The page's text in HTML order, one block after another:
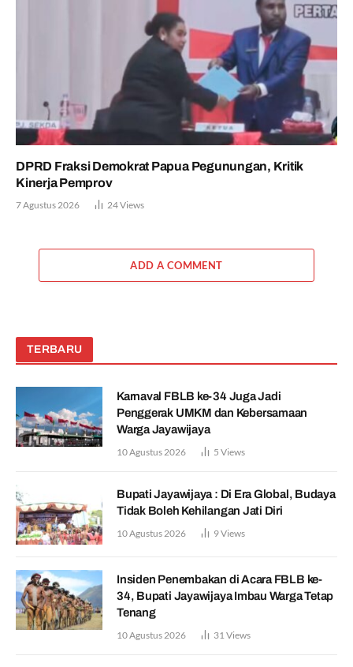
DPRD Fraksi Demokrat Papua Pegunungan, Kritik
Kinerja Pemprov
7 Agustus 2026 24Views
ADD A COMMENT
TERBARU
Karnaval FBLB ke-34 Juga Jadi
Penggerak UMKM dan Kebersamaan
Warga Jayawijaya
10 Agustus 2026 5 Views
Bupati Jayawijaya : Di Era Global, Budaya
Tidak Boleh Kehilangan Jati Diri
10 Agustus 2026 9Views
Insiden Penembakan di Acara FBLB ke-
34, Bupati Jayawijaya Imbau Warga Tetap
Tenang
10 Agustus 2026 31 Views